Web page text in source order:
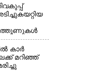
കാർ
മറിഞ്ഞ്